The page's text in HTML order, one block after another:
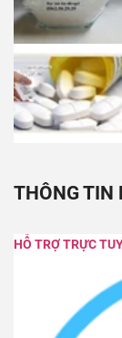
THÔNG TIN
HỖ TRỢ TRỰC